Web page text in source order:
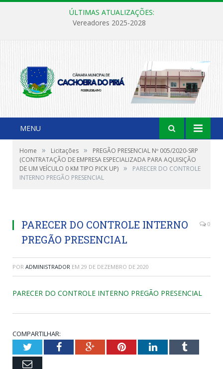
ÚLTIMAS ATUALIZAÇÕES:
Vereadores 2025-2028
MENU
Home » Licitações »
PREGÃO PRESENCIAL Nº 005/2020-SRP
(CONTRATAÇÃO DE EMPRESA ESPECIALIZADA PARA AQUISIÇÃO
DE UM VEÍCULO 0 KM TIPO PICK UP) »
PARECER DO CONTROLE
INTERNO PREGÃO PRESENCIAL
PARECER DO CONTROLE INTERNO
PREGÃO PRESENCIAL
0
POR ADMINISTRADOR EM 29 DE DEZEMBRO DE 2020
PARECER DO CONTROLE INTERNO PREGÃO PRESENCIAL
COMPARTILHAR:
TwitterFacebookGoogle+PinterestLinkedInTumblr
Email